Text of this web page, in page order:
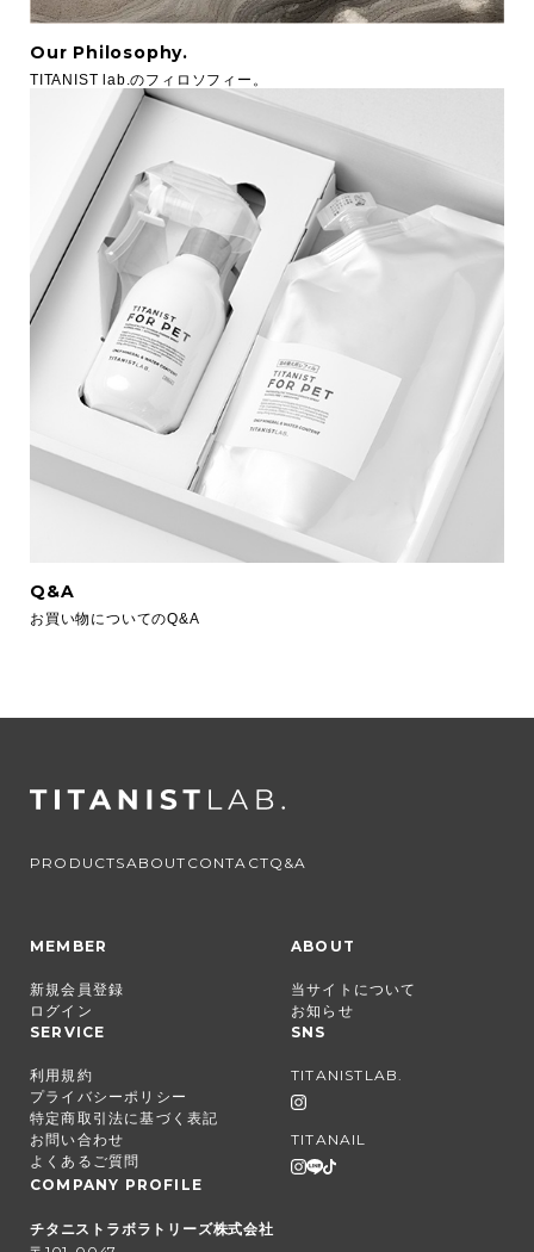
Our Philosophy.
TITANIST lab.のフィロソフィー。
Q&A
お買い物についてのQ&A
PRODUCTSABOUT CONTACTQ&A
MEMBER
新規会員登録
ログイン
ABOUT
当サイトについて
お知らせ
SERVICE
利用規約
プライバシーポリシー
特定商取引法に基づく表記
お問い合わせ
よくあるご質問
SNS
TITANISTLAB.
TITANAIL
COMPANY PROFILE
チタニストラボラトリーズ株式会社